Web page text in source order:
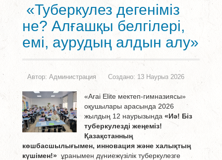
«Туберкулез дегеніміз
не? Алғашқы белгілері,
емі, аурудың алдын алу»
Автор: Администрация Создано: 13 Наурыз 2026
«Arai Elite мектеп-гимназиясы»
оқушылары арасында 2026
жылдың 12 наурызында«Иә! Біз
туберкулезді жеңеміз!
Қазақстанның
көшбасшылығымен, инновация және халықтың
күшімен!»ұранымен дүниежүзілік туберкулезге